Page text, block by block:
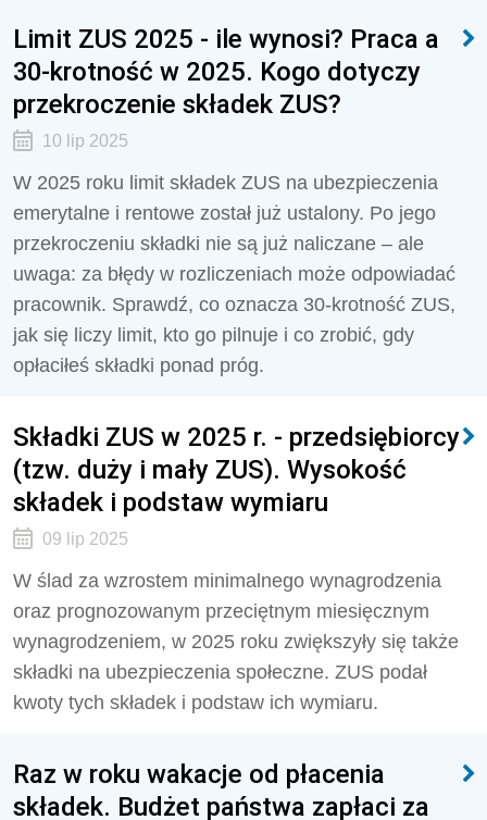
Limit ZUS 2025 - ile wynosi? Praca a
30-krotność w 2025. Kogo dotyczy
przekroczenie składek ZUS?
10 lip 2025
W 2025 roku limit składek ZUS na ubezpieczenia
emerytalne i rentowe został już ustalony. Po jego
przekroczeniu składki nie są już naliczane – ale
uwaga: za błędy w rozliczeniach może odpowiadać
pracownik. Sprawdź, co oznacza 30-krotność ZUS,
jak się liczy limit, kto go pilnuje i co zrobić, gdy
opłaciłeś składki ponad próg.
Składki ZUS w 2025 r. - przedsiębiorcy
(tzw. duży i mały ZUS). Wysokość
składek i podstaw wymiaru
09 lip 2025
W ślad za wzrostem minimalnego wynagrodzenia
oraz prognozowanym przeciętnym miesięcznym
wynagrodzeniem, w 2025 roku zwiększyły się także
składki na ubezpieczenia społeczne. ZUS podał
kwoty tych składek i podstaw ich wymiaru.
Raz w roku wakacje od płacenia
składek. Budżet państwa zapłaci za